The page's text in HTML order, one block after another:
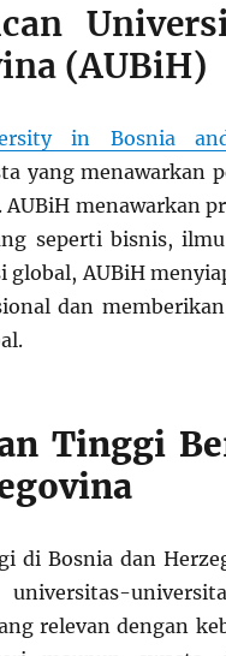
(AUBiH)
in Bosnia
yang menawarkan
AUBiH menawarkan
seperti bisnis,
global, AUBiH
dan
Tinggi
di Bosnia dan
relevan dengan